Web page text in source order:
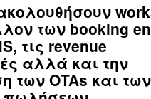
των booking
τις revenue
αλλά και την
των OTAs και των